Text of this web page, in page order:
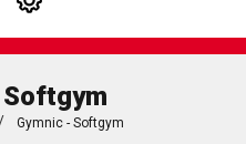
Gymnic - Softgym